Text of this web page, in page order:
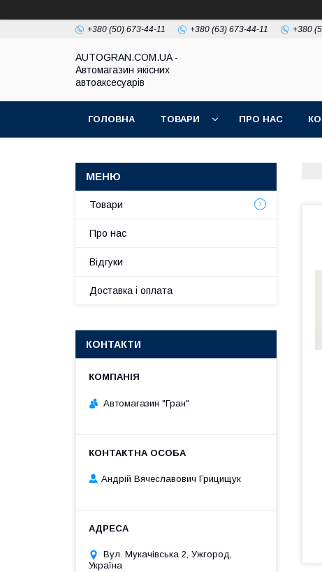
+380 (50) 673-44-11 +380 (63) 673-44-11 +380
AUTOGRAN.COM.UA -
Автомагазин якісних
автоаксесуарів
ГОЛОВНА ТОВАРИ ПРО НАС
Товари
Про нас
Відгуки
Доставка і оплата
КОНТАКТИ
Автомагазин "Гран"
Андрій Вячеславович Грицищук
Вул. Мукачівська 2, Ужгород,
Україна